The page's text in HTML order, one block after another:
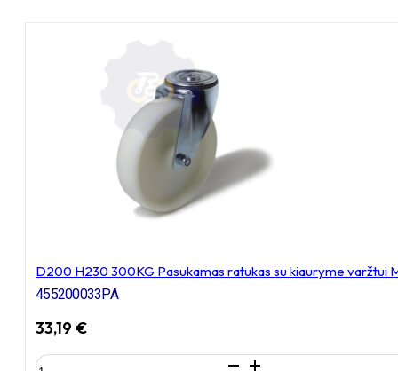
D200 H230 300KG Pasukamas ratukas su kiauryme varžtui
455200033PA
33,19 €
produkto